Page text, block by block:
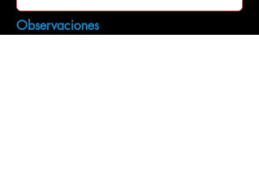
Observaciones